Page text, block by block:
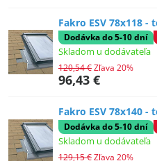
Fakro ESV 78x118 -
Dodávka do 5-10 dní
Skladom u dodávateľa
96,43 €
120,54 €Zľava 20%
Fakro ESV 78x140 -
Dodávka do 5-10 dní
Skladom u dodávateľa
129,15 €Zľava 20%